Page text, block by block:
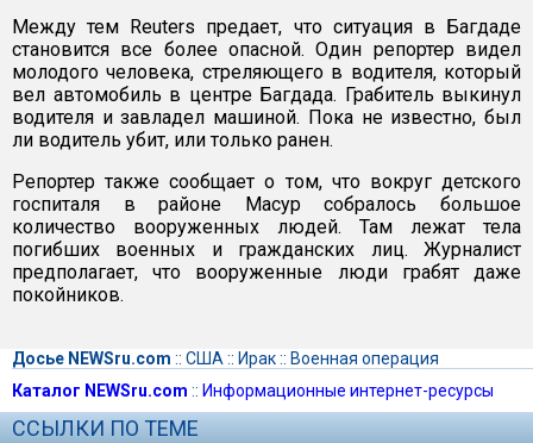
Между тем Reuters предает, что ситуация в Багдаде
становится все более опасной. Один репортер видел
молодого человека, стреляющего в водителя, который
вел автомобиль в центре Багдада. Грабитель выкинул
водителя и завладел машиной. Пока не известно, был
ли водитель убит, или только ранен.
Репортер также сообщает о том, что вокруг детского
госпиталя в районе Масур собралось большое
количество вооруженных людей. Там лежат тела
погибших военных и гражданских лиц. Журналист
предполагает, что вооруженные люди грабят даже
покойников.
Досье NEWSru.com :: США :: Ирак:: Военная операция
Каталог NEWSru.com :: Информационные интернет-ресурсы
ССЫЛКИ ПО ТЕМЕ